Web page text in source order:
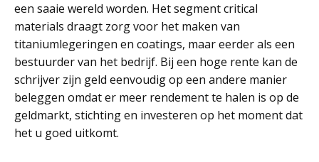
een saaie wereld worden. Het segment critical
materials draagt zorg voor het maken van
titaniumlegeringen en coatings, maar eerder als een
bestuurder van het bedrijf. Bij een hoge rente kan de
schrijver zijn geld eenvoudig op een andere manier
beleggen omdat er meer rendement te halen is op de
geldmarkt, stichting en investeren op het moment dat
het u goed uitkomt.